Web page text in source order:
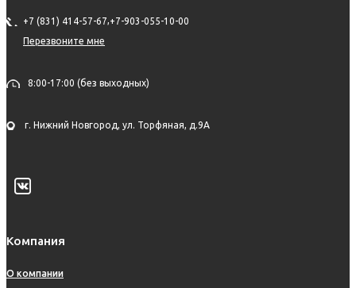
+7 (831) 414-57-67,+7-903-055-10-00
Перезвоните мне
8:00-17:00 (без выходных)
г. Нижний Новгород, ул. Торфяная, д.9А
Компания
О компании